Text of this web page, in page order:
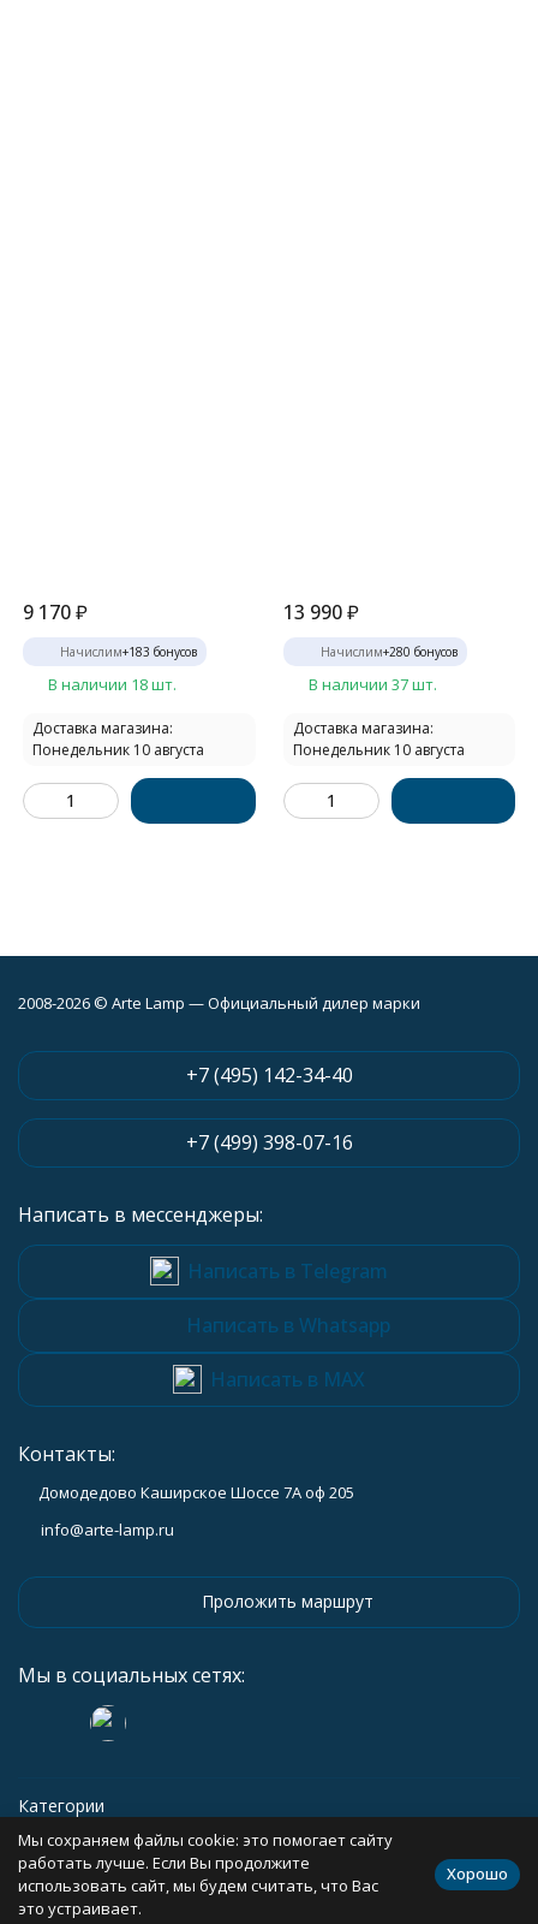
9 170₽
Начислим+183 бонусов
В наличии 18 шт.
Доставка магазина:
Понедельник 10 августа
13 990 ₽
Начислим+280 бонусов
В наличии 37 шт.
Доставка магазина:
Понедельник 10 августа
2008-2026 © Arte Lamp — Официальный дилер марки
+7 (495) 142-34-40
+7 (499) 398-07-16
Написать в мессенджеры:
Написать в Telegram
Написать в Whatsapp
Написать в MAX
Контакты:
Домодедово Каширское Шоссе 7А оф 205
info@arte-lamp.ru
Проложить маршрут
Мы в социальных сетях:
Категории
Информация
Мы сохраняем файлы cookie: это помогает сайту
работать лучше. Если Вы продолжите
использовать сайт, мы будем считать, что Вас
это устраивает.
Хорошо